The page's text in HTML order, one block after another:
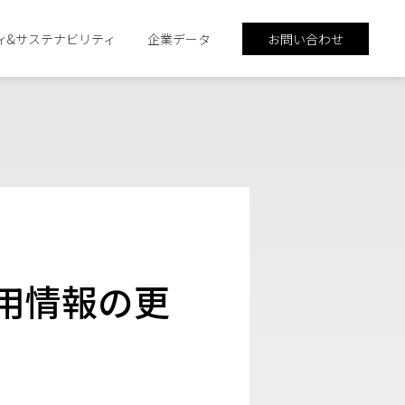
&サステナビリティ 企業データ お問い合わせ
情報の更